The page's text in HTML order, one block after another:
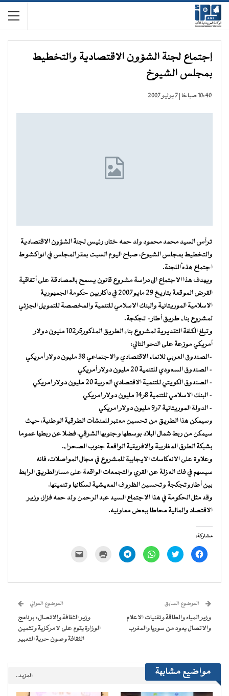
إجتماع لجنة الشؤون الاقتصادية والتخطيط
بمجلس الشيوخ
10:40 صباحًا | 7 يوليو 2007
ترأس السيد محمد محمود ولد حمه ختار، رئيس لجنة الشؤون الاقتصادية
والتخطيط بمجلس الشيوخ، صباح اليوم السبت بمقر المجلس في انواكشوط
اجتماع هذه ْْاللجنة.
ويهدف هذا الاجتماع الى دراسة مشروع قانون يسمح بالمصادقة على أتفاقية
القرض الموقعة بتاريخ 29 مايو2007 في داكاربين حكومة الجمهورية
الاسلامية الموريتانية والبنك الاسلامي للتنمية والمخصصة للتمويل الجزئي
لمشروع بناء طريق أطار- تجكجة.
وتبلغ الكلفة التقديرية لمشروع بناء الطريق المذكور5ر102 مليون دولار
أمريكي موزعة على النحو التالي:
-الصندوق العربي للانماء الاقتصادي والاجتماعي 38 مليون دولار أمريكي
– الصندوق السعودي للتنمية 20 مليون دولار أمريكي
– الصندوق الكويتي للتنمية الاقتصادي العربية 20 مليون دولار امريكي
– البنك الاسلامي للتنمية 8ر14 مليون دولار امريكي
– الدولة الموريتانية 7ر9 مليون دولار امريكي
وسيمكن هذا الطريق من تحسين معتبر للمنشآت الطرقية الوطنية، حيث
سيمكن من ربط شمال البلاد بوسطها وجنوبها الشرقي، فضلا عن ربطها عموما
بشبكة الطرق المغاربية والافريقية الواقعة جنوب الصحراء.
وعلاوة على الانعكاسات الايجابية للمشروع في مجال المواصلات، فانه
سيسهم في فك العزلة عن القري والتجمعات الواقعة على مسارالطريق الرابط
بين أطاروتجكجة وتحسين الظروف المعيشية لسكانها وتنميتها.
وقد مثل الحكومة في هذا الاجتماع السيد عبد الرحمن ولد حمه فزاز، وزير
الاقتصاد والمالية محاطا ببعض معاونيه.
مشاركة:
انقر
للمشاركة
في
اضغط
للمشاركة
في
انقر
للمشاركة
في
انقر
للمشاركة
في
للطباعة
جديدة) الإلكتروني
نافذة
جديدة)
الموضوع السابق
وزير المياه والطاقة وتقنيات الاعلام
والاتصال يعود من سوريا والمغرب
الموضوع الموالي
وزير الثقافة والاتصال: برنامج
الوزارة يقوم على لامركزية وتثمين
الثقافة وصون حرية التعبير
مواضيع مشابهة المزيد..